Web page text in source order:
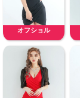
オフショル